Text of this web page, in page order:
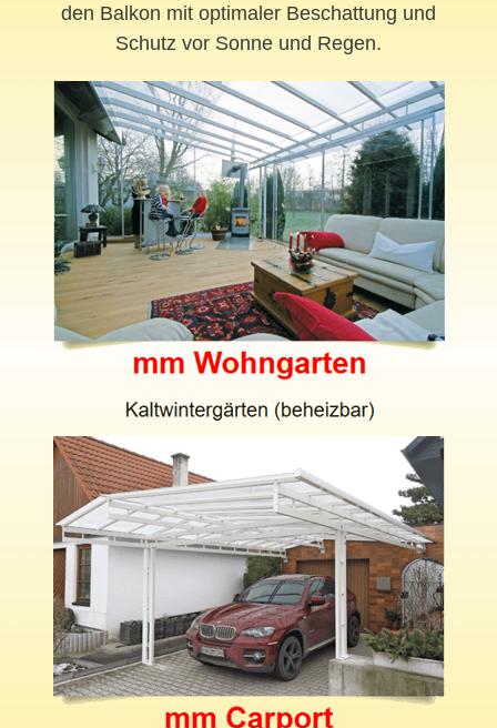
den Balkon mit optimaler Beschattung und
Schutz vor Sonne und Regen.